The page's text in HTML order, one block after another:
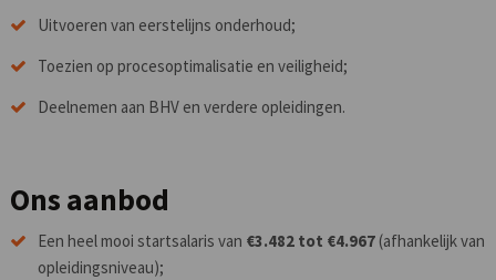
Uitvoeren van eerstelijns onderhoud;
Toezien op procesoptimalisatie en veiligheid;
Deelnemen aan BHV en verdere opleidingen.
Ons aanbod
Een heel mooi startsalaris van €3.482 tot €4.967(afhankelijk van
opleidingsniveau);